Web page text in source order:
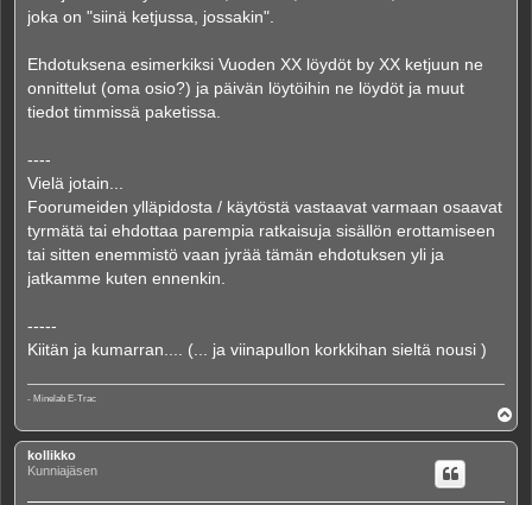
joka on "siinä ketjussa, jossakin".
Ehdotuksena esimerkiksi Vuoden XX löydöt by XX ketjuun ne
onnittelut (oma osio?) ja päivän löytöihin ne löydöt ja muut
tiedot timmissä paketissa.
----
Vielä jotain...
Foorumeiden ylläpidosta / käytöstä vastaavat varmaan osaavat
tyrmätä tai ehdottaa parempia ratkaisuja sisällön erottamiseen
tai sitten enemmistö vaan jyrää tämän ehdotuksen yli ja
jatkamme kuten ennenkin.
-----
Kiitän ja kumarran.... (... ja viinapullon korkkihan sieltä nousi )
- Minelab E-Trac
l
ö
kollikko
Kunniajäsen